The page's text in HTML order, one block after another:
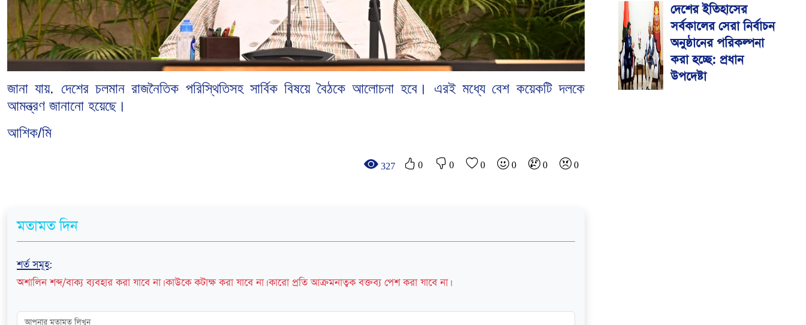
জানা যায়. দেশের চলমান রাজনৈতিক পরিস্থিতিসহ সার্বিক বিষয়ে বৈঠকে আলোচনা হবে। এরই মধ্যে বেশ কয়েকটি দলকে
আমন্ত্রণ জানানো হয়েছে।
আশিক/মি
327 0 0 0 0 0 0
মতামত দিন
শর্ত সমূহ:
অশালিন শব্দ/বাক্য ব্যবহার করা যাবে না। কাউকে কটাক্ষ করা যাবে না। কারো প্রতি আক্রমনাত্বক বক্তব্য পেশ করা যাবে না।
দেশের ইতিহাসের
সর্বকালের সেরা নির্বাচন
অনুষ্ঠানের পরিকল্পনা
করা হচ্ছে: প্রধান
উপদেষ্টা